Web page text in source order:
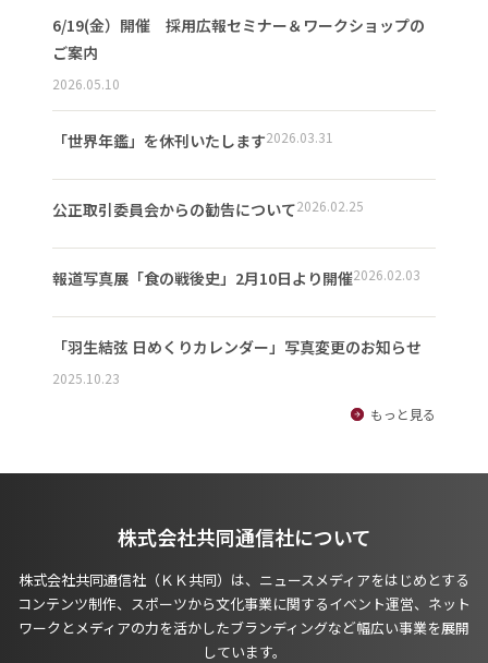
6/19(金）開催 採用広報セミナー＆ワークショップの
ご案内
2026.05.10
「世界年鑑」を休刊いたします2026.03.31
公正取引委員会からの勧告について2026.02.25
報道写真展「食の戦後史」2月10日より開催2026.02.03
「羽生結弦 日めくりカレンダー」写真変更のお知らせ
2025.10.23
もっと見る
株式会社共同通信社について
株式会社共同通信社（ＫＫ共同）は、ニュースメディアをはじめとする
コンテンツ制作、スポーツから文化事業に関するイベント運営、ネット
ワークとメディアの力を活かしたブランディングなど幅広い事業を展開
しています。